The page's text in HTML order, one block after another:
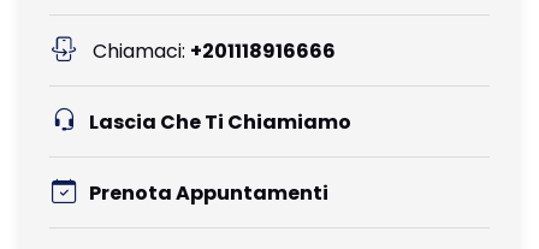
Chiamaci: +201118916666
Lascia Che Ti Chiamiamo
Prenota Appuntamenti